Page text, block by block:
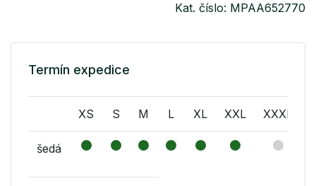
Kat. číslo: MPAA652770
Termín expedice
XS S M L XL XXL XXXL
šedá